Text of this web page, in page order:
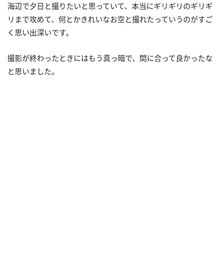
海辺で夕日と撮りたいと思っていて、本当にギリギリのギリギ
リまで攻めて、何とかきれいなお空と撮れたっていうのがすご
く思い出深いです。
撮影が終わったときにはもう真っ暗で、間に合って良かったな
と思いました。